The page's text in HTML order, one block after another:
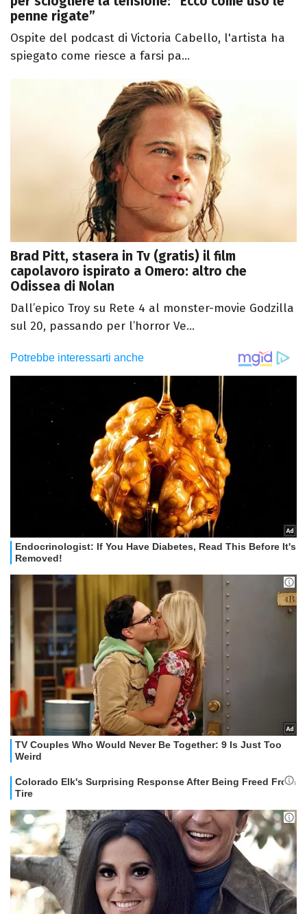
penne rigate”
Ospite del podcast di Victoria Cabello, l'artista ha
spiegato come riesce a farsi pa...
Brad Pitt, stasera in Tv (gratis) il film
capolavoro ispirato a Omero: altro che
Odissea di Nolan
Dall’epico Troy su Rete 4 al monster-movie Godzilla
sul 20, passando per l’horror Ve...